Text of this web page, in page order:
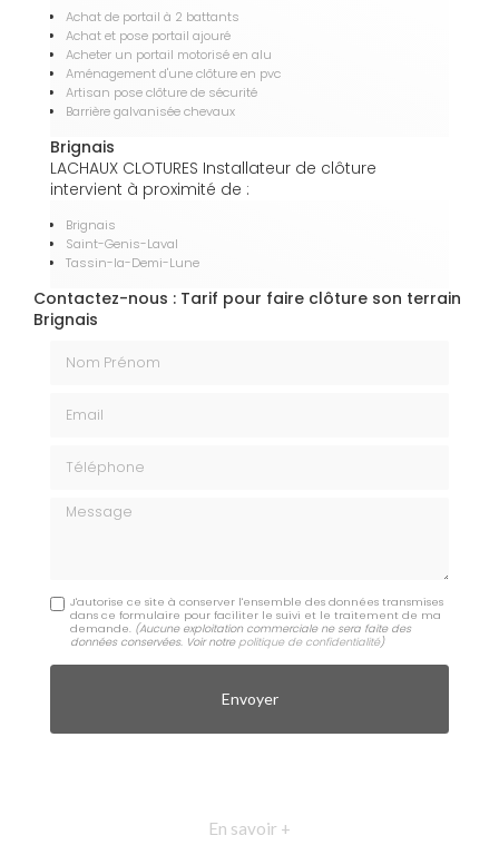
Achat de portail à 2 battants
Achat et pose portail ajouré
Acheter un portail motorisé en alu
Aménagement d'une clôture en pvc
Artisan pose clôture de sécurité
Barrière galvanisée chevaux
Brignais
LACHAUX CLOTURES Installateur de clôture
intervient à proximité de :
Brignais
Saint-Genis-Laval
Tassin-la-Demi-Lune
Contactez-nous : Tarif pour faire clôture son terrain
Brignais
Message
J'autorise ce site à conserver l'ensemble des données transmises
dans ce formulaire pour faciliter le suivi et le traitement de ma
demande. (Aucune exploitation commerciale ne sera faite des
données conservées. Voir notre politique de confidentialité)
En savoir +